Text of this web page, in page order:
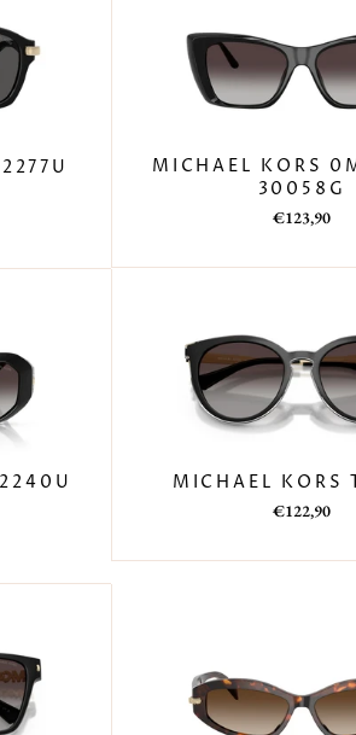
MICHAEL KORS
30058G
Prezzo
listino
Prezzo
€123,90
MICHAEL KORS
Prezzo
listino
Prezzo
€122,90